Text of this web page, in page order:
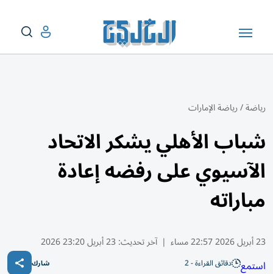
رياضة/رياضة الإمارات
شباب الأهلي يشكر الاتحاد
الآسيوي على رفضه إعادة
مباراته
23 أبريل 2026 22:57 مساء | آخر تحديث: 23 أبريل 23:20 2026
استمع دقائق القراءة - 2 شارك